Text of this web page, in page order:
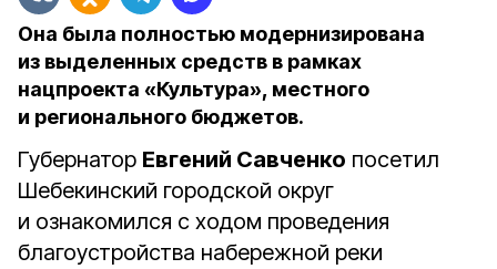
Она была полностью модернизирована
из выделенных средств в рамках
нацпроекта «Культура», местного
и регионального бюджетов.
Губернатор Евгений Савченко посетил
Шебекинский городской округ
и ознакомился с ходом проведения
благоустройства набережной реки